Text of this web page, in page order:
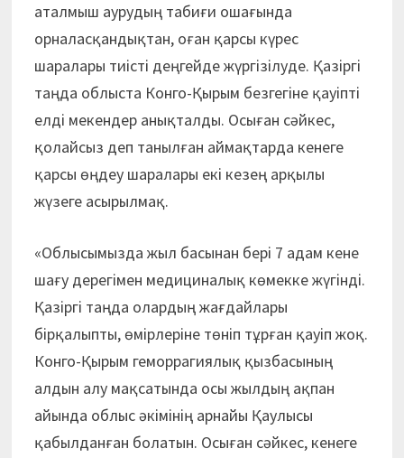
аталмыш аурудың табиғи ошағында
орналасқандықтан, оған қарсы күрес
шаралары тиісті деңгейде жүргізілуде. Қазіргі
таңда облыста Конго-Қырым безгегіне қауіпті
елді мекендер анықталды. Осыған сәйкес,
қолайсыз деп танылған аймақтарда кенеге
қарсы өңдеу шаралары екі кезең арқылы
жүзеге асырылмақ.
«Облысымызда жыл басынан бері 7 адам кене
шағу дерегімен медициналық көмекке жүгінді.
Қазіргі таңда олардың жағдайлары
бірқалыпты, өмірлеріне төніп тұрған қауіп жоқ.
Конго-Қырым геморрагиялық қызбасының
алдын алу мақсатында осы жылдың ақпан
айында облыс әкімінің арнайы Қаулысы
қабылданған болатын. Осыған сәйкес, кенеге